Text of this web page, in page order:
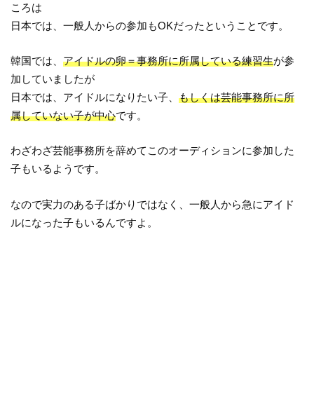
ころは
日本では、一般人からの参加もOKだったということです。
韓国では、アイドルの卵＝事務所に所属している練習生が参
加していましたが
日本では、アイドルになりたい子、もしくは芸能事務所に所
属していない子が中心です。
わざわざ芸能事務所を辞めてこのオーディションに参加した
子もいるようです。
なので実力のある子ばかりではなく、一般人から急にアイド
ルになった子もいるんですよ。